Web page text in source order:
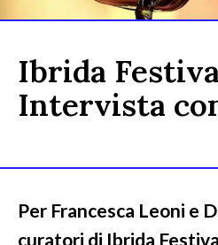
Ibrida
Intervista
Per Francesca Leoni e
curatori di Ibrida